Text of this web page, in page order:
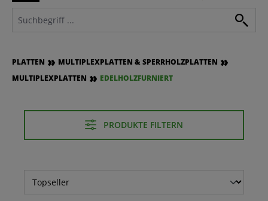
PLATTEN
MULTIPLEXPLATTEN & SPERRHOLZPLATTEN
MULTIPLEXPLATTEN
EDELHOLZFURNIERT
PRODUKTE FILTERN